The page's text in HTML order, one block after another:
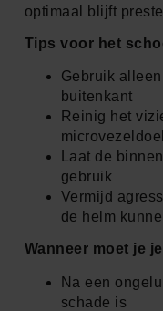
optimaal blijft
Tips voor het
Gebruik
buitenkant
Reinig het
Laat de
gebruik
Vermijd
de helm
Wanneer moet je
Na een
schade is